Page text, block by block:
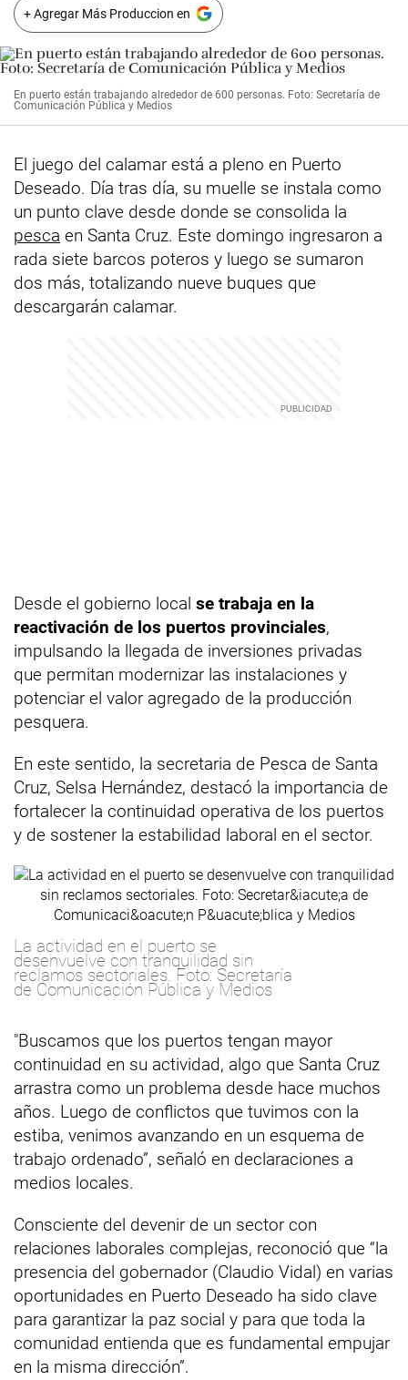
+ Agregar Más Produccion en
En puerto están trabajando alrededor de 600 personas. Foto: Secretaría de
Comunicación Pública y Medios
El juego del calamar está a pleno en Puerto
Deseado. Día tras día, su muelle se instala como
un punto clave desde donde se consolida la
pesca en Santa Cruz. Este domingo ingresaron a
rada siete barcos poteros y luego se sumaron
dos más, totalizando nueve buques que
descargarán calamar.
Desde el gobierno local se trabaja en la
reactivación de los puertos provinciales,
impulsando la llegada de inversiones privadas
que permitan modernizar las instalaciones y
potenciar el valor agregado de la producción
pesquera.
En este sentido, la secretaria de Pesca de Santa
Cruz, Selsa Hernández, destacó la importancia de
fortalecer la continuidad operativa de los puertos
y de sostener la estabilidad laboral en el sector.
La actividad en el puerto se
desenvuelve con tranquilidad sin
reclamos sectoriales. Foto: Secretaría
de Comunicación Pública y Medios
"Buscamos que los puertos tengan mayor
continuidad en su actividad, algo que Santa Cruz
arrastra como un problema desde hace muchos
años. Luego de conflictos que tuvimos con la
estiba, venimos avanzando en un esquema de
trabajo ordenado”, señaló en declaraciones a
medios locales.
Consciente del devenir de un sector con
relaciones laborales complejas, reconoció que “la
presencia del gobernador (Claudio Vidal) en varias
oportunidades en Puerto Deseado ha sido clave
para garantizar la paz social y para que toda la
comunidad entienda que es fundamental empujar
en la misma dirección”.